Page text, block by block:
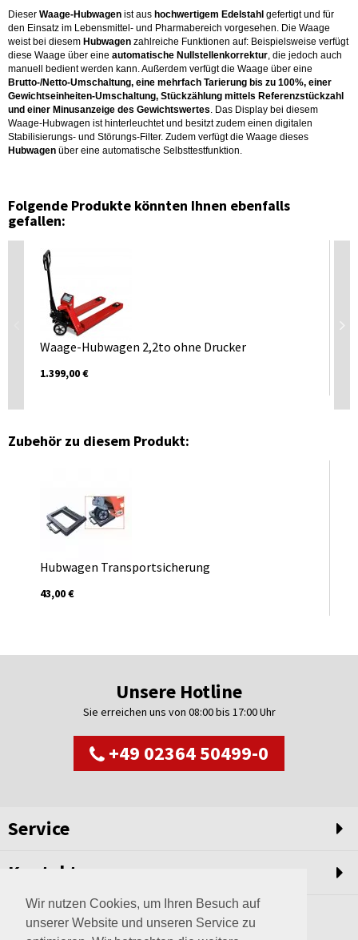
Wir nutzen Cookies, um Ihren Besuch auf
unserer Website und unseren Service zu
Dieser Waage-Hubwagen ist aus hochwertigem Edelstahl gefertigt und für
den Einsatz im Lebensmittel- und Pharmabereich vorgesehen. Die Waage
weist bei diesem Hubwagen zahlreiche Funktionen auf: Beispielsweise verfügt
diese Waage über eine automatische Nullstellenkorrektur, die jedoch auch
manuell bedient werden kann. Außerdem verfügt die Waage über eine
Brutto-/Netto-Umschaltung, eine mehrfach Tarierung bis zu 100%, einer
Gewichtseinheiten-Umschaltung, Stückzählung mittels Referenzstückzahl
und einer Minusanzeige des Gewichtswertes. Das Display bei diesem
Waage-Hubwagen ist hinterleuchtet und besitzt zudem einen digitalen
Stabilisierungs- und Störungs-Filter. Zudem verfügt die Waage dieses
Hubwagen über eine automatische Selbsttestfunktion.
Folgende Produkte könnten Ihnen ebenfalls
gefallen:
Waage-Hubwagen 2,2to ohne Drucker
1.399,00 €
Zubehör zu diesem Produkt:
Hubwagen Transportsicherung
43,00 €
Unsere Hotline
Sie erreichen uns von 08:00 bis 17:00 Uhr
+49 02364 50499-0
Service
Kontakt